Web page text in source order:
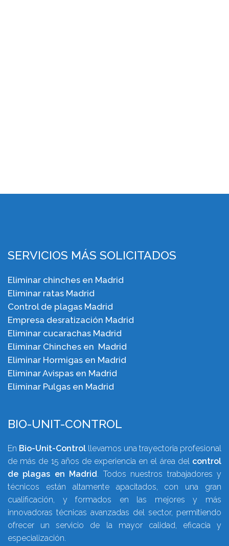
SERVICIOS MÁS SOLICITADOS
Eliminar chinches en Madrid
Eliminar ratas Madrid
Control de plagas Madrid
Empresa desratización Madrid
Eliminar cucarachas Madrid
Eliminar Chinches en Madrid
Eliminar Hormigas en Madrid
Eliminar Avispas en Madrid
Eliminar Pulgas en Madrid
BIO-UNIT-CONTROL
En Bio-Unit-Control llevamos una trayectoria profesional
de más de 15 años de experiencia en el área del control
de plagas en Madrid. Todos nuestros trabajadores y
técnicos están altamente apacitados, con una gran
cualificación, y formados en las mejores y más
innovadoras técnicas avanzadas del sector, permitiendo
ofrecer un servicio de la mayor calidad, eficacia y
especialización.